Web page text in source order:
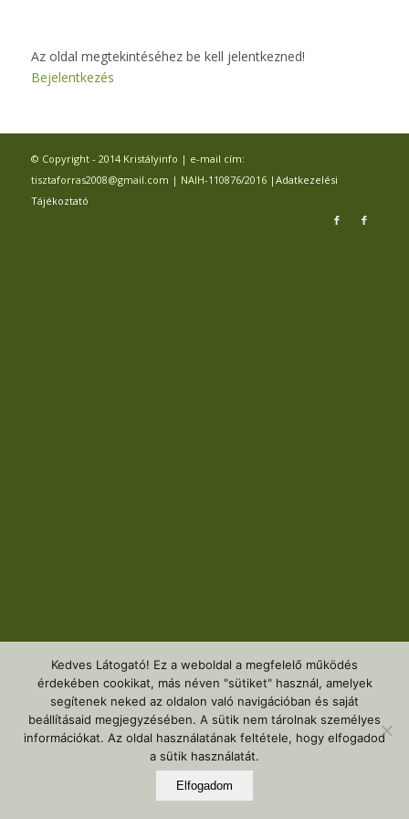
Az oldal megtekintéséhez be kell jelentkezned!
Bejelentkezés
© Copyright - 2014 Kristályinfo | e-mail cím:
tisztaforras2008@gmail.com | NAIH-110876/2016 | Adatkezelési
Tájékoztató
Kedves Látogató! Ez a weboldal a megfelelő működés
érdekében cookikat, más néven "sütiket" használ, amelyek
segítenek neked az oldalon való navigációban és saját
beállításaid megjegyzésében. A sütik nem tárolnak személyes
információkat. Az oldal használatának feltétele, hogy elfogadod
a sütik használatát.
Elfogadom